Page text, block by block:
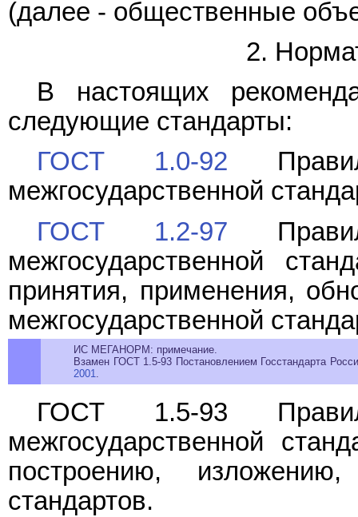
(далее - общественные
2.
В настоящих
следующие стандарты:
ГОСТ 1.0-92
межгосударственной
ГОСТ 1.2-97
межгосударственной
принятия, применения,
межгосударственной
ИС МЕГАНОРМ: примечание.
Взамен ГОСТ 1.5-93 Постановлением Госстандарта
2001.
ГОСТ 1.5-93
межгосударственной
построению,
стандартов.